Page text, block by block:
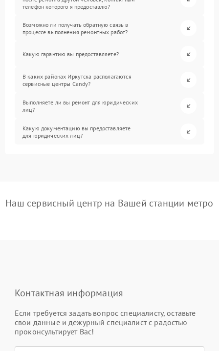
телефон которого я предоставлю?
Возможно ли получать обратную связь в
процессе выполнения ремонтных работ?
Какую гарантию вы предоставляете?
В каких районах Иркутска располагаются
сервисные центры Candy?
Выполняете ли вы ремонт для юридических
лиц?
Какую документацию вы предоставляете
для юридических лиц?
Наш сервисный центр на Вашей станции метро
Контактная информация
Если требуется задать вопрос специалисту, оставьте
свои данные и дежурный специалист с радостью
проконсультирует Вас!